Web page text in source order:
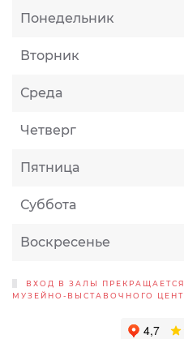
Понедельник
Вторник
Среда
Четверг
Пятница
Суббота
Воскресенье
ВХОД В ЗАЛЫ
МУЗЕЙНО-ВЫСТАВОЧНОГО